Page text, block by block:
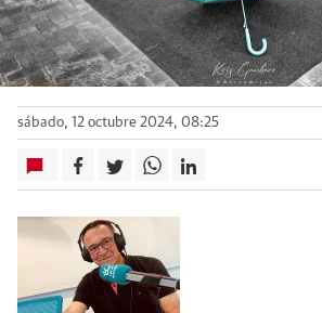
sábado, 12 octubre 2024, 08:25